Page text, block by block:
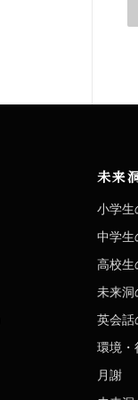
未来
小学生
中学生
高校生
未来洞
英会話
環境・
月謝